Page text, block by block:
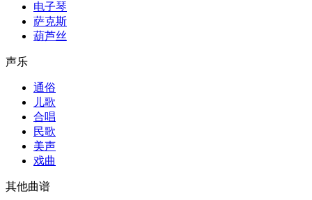
电子琴
萨克斯
葫芦丝
声乐
通俗
儿歌
合唱
民歌
美声
戏曲
其他曲谱